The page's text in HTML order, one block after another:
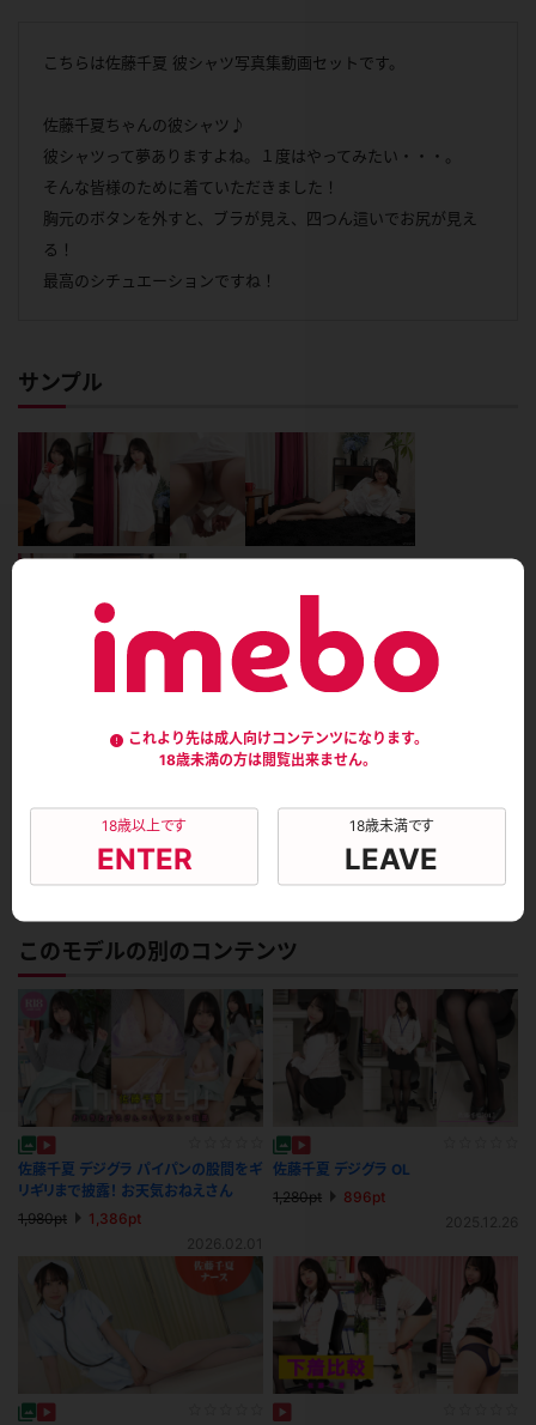
これより先は成人向けコンテンツになります。
18歳未満の方は閲覧出来ません。
18歳以上です
ENTER
18歳未満です
LEAVE
こちらは佐藤千夏 彼シャツ写真集動画セットです。
佐藤千夏ちゃんの彼シャツ♪
彼シャツって夢ありますよね。１度はやってみたい・・・。
そんな皆様のために着ていただきました！
胸元のボタンを外すと、ブラが見え、四つん這いでお尻が見え
る！
最高のシチュエーションですね！
サンプル
このコンテンツのレビュー
レビュー投稿
このモデルの別のコンテンツ
佐藤千夏 デジグラ パイパンの股間をギ
リギリまで披露！ お天気おねえさん
1,980pt
1,386pt
2026.02.01
佐藤千夏 デジグラ OL
1,280pt
896pt
2025.12.26